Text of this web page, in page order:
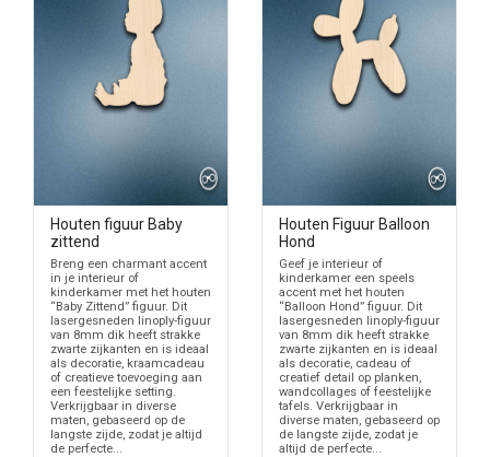
Houten figuur Baby
zittend
Breng een charmant accent
in je interieur of
kinderkamer met het houten
“Baby Zittend” figuur. Dit
lasergesneden linoply-figuur
van 8mm dik heeft strakke
zwarte zijkanten en is ideaal
als decoratie, kraamcadeau
of creatieve toevoeging aan
een feestelijke setting.
Verkrijgbaar in diverse
maten, gebaseerd op de
langste zijde, zodat je altijd
de perfecte...
Houten Figuur Balloon
Hond
Geef je interieur of
kinderkamer een speels
accent met het houten
“Balloon Hond” figuur. Dit
lasergesneden linoply-figuur
van 8mm dik heeft strakke
zwarte zijkanten en is ideaal
als decoratie, cadeau of
creatief detail op planken,
wandcollages of feestelijke
tafels. Verkrijgbaar in
diverse maten, gebaseerd op
de langste zijde, zodat je
altijd de perfecte...